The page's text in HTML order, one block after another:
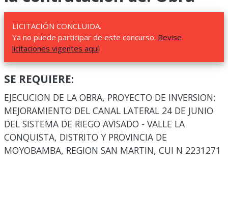
LICITACIÓN CONCLUIDA.
Ya no puede participar de este concurso. Revise
licitaciones vigentes aquí
SE REQUIERE:
EJECUCION DE LA OBRA, PROYECTO DE INVERSION:
MEJORAMIENTO DEL CANAL LATERAL 24 DE JUNIO
DEL SISTEMA DE RIEGO AVISADO - VALLE LA
CONQUISTA, DISTRITO Y PROVINCIA DE
MOYOBAMBA, REGION SAN MARTIN, CUI N 2231271